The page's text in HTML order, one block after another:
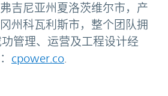
吉尼亚州夏洛茨维尔市，产
州科瓦利斯市，整个团队拥
管理、运营及工程设计经
cpower.co